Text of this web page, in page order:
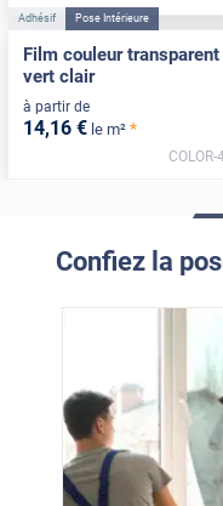
Adhésif Pose Intérieure
Film couleur transparent
vert clair
à partir de
14,16 € le m² *
Confiez la